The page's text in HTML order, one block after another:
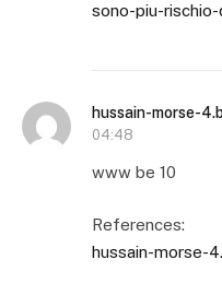
sono-piu-
hussain-morse-
04:48
www be 10
References:
hussain-morse-